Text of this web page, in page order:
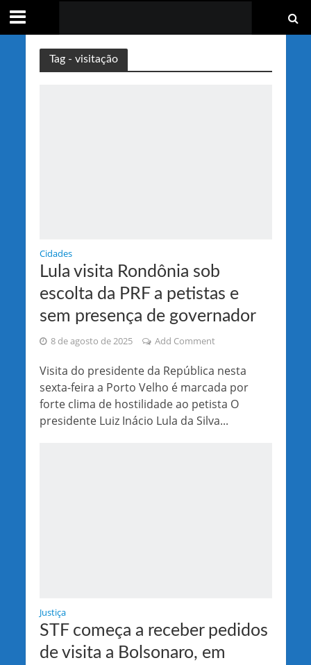
Tag - visitação
Cidades
Lula visita Rondônia sob
escolta da PRF a petistas e
sem presença de governador
8 de agosto de 2025 Add Comment
Visita do presidente da República nesta
sexta-feira a Porto Velho é marcada por
forte clima de hostilidade ao petista O
presidente Luiz Inácio Lula da Silva...
Justiça
STF começa a receber pedidos
de visita a Bolsonaro, em